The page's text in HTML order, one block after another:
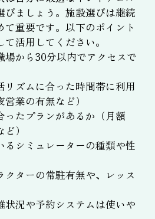
びましょう。施設選びは継続
重要です。以下のポイント
活用してください。
場から30分以内でアクセスで
リズムに合った時間帯に利用
業の有無など）
ったプランがあるか（月額
）
るシミュレーターの種類や性
クターの常駐有無や、レッス
状況や予約システムは使いや